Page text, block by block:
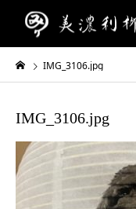
IMG_3106.jpg
IMG_3106.jpg